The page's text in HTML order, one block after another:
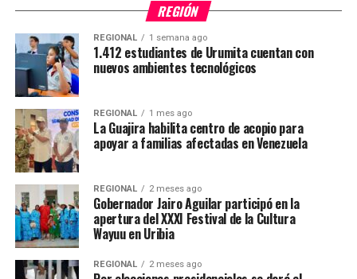
REGIÓN
REGIONAL 1 semana ago
1.412 estudiantes de Urumita cuentan con
nuevos ambientes tecnológicos
REGIONAL 1 mes ago
La Guajira habilita centro de acopio para
apoyar a familias afectadas en Venezuela
REGIONAL 2 meses ago
Gobernador Jairo Aguilar participó en la
apertura del XXXI Festival de la Cultura
Wayuu en Uribia
REGIONAL 2 meses ago